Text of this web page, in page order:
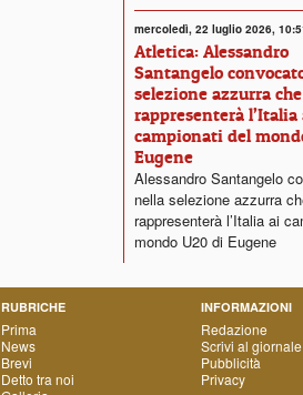
mercoledì, 22 luglio 2026,
Atletica: Alessandro
Santangelo
selezione azzurra che
rappresenterà l’Italia
campionati del
Eugene
Alessandro Santangelo
nella selezione azzurra
rappresenterà l’Italia ai
mondo U20 di Eugene
RUBRICHE
Prima
News
Brevi
Detto tra noi
INFORMAZIONI
Redazione
Scrivi al giornale
Pubblicità
Privacy